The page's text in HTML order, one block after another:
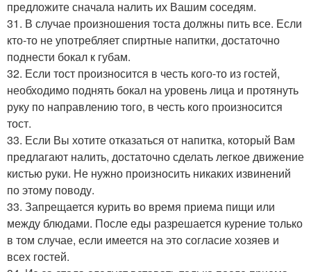
предложите сначала налить их Вашим соседям.
31. В случае произношения тоста должны пить все. Если
кто-то не употребляет спиртные напитки, достаточно
поднести бокал к губам.
32. Если тост произносится в честь кого-то из гостей,
необходимо поднять бокал на уровень лица и протянуть
руку по направлению того, в честь кого произносится
тост.
33. Если Вы хотите отказаться от напитка, который Вам
предлагают налить, достаточно сделать легкое движение
кистью руки. Не нужно произносить никаких извинений
по этому поводу.
33. Запрещается курить во время приема пищи или
между блюдами. После еды разрешается курение только
в том случае, если имеется на это согласие хозяев и
всех гостей.